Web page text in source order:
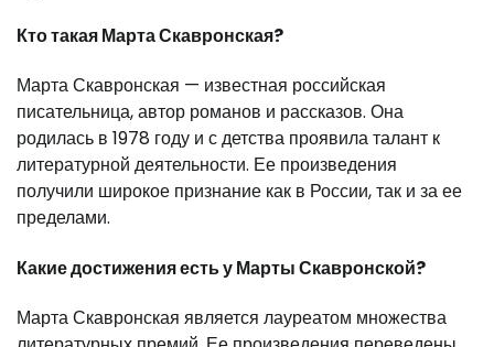
Кто такая Марта Скавронская?
Марта Скавронская — известная российская
писательница, автор романов и рассказов. Она
родилась в 1978 году и с детства проявила талант к
литературной деятельности. Ее произведения
получили широкое признание как в России, так и за ее
пределами.
Какие достижения есть у Марты Скавронской?
Марта Скавронская является лауреатом множества